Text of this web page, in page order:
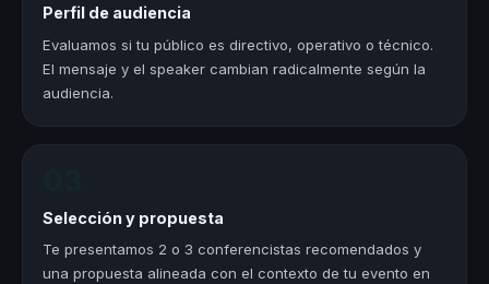
Perfil de audiencia
Evaluamos si tu público es directivo, operativo o técnico.
El mensaje y el speaker cambian radicalmente según la
audiencia.
Selección y propuesta
Te presentamos 2 o 3 conferencistas recomendados y
una propuesta alineada con el contexto de tu evento en